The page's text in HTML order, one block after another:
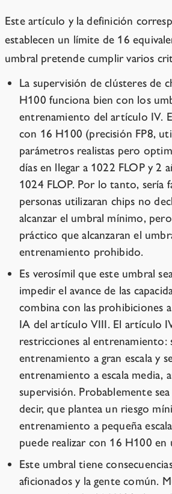
Este artículo y la definición
establecen un límite de 16
umbral pretende cumplir varios
La supervisión de clústeres de
H100 funciona bien con los
entrenamiento del artículo IV.
con 16 H100 (precisión FP8,
parámetros realistas pero
días en llegar a 1022 FLOP y 2
1024 FLOP. Por lo tanto, sería
personas utilizaran chips no
alcanzar el umbral mínimo,
práctico que alcanzaran el
entrenamiento prohibido.
Es verosímil que este umbral
impedir el avance de las
combina con las prohibiciones
IA del artículo VIII. El artículo
restricciones al entrenamiento:
entrenamiento a gran escala y
entrenamiento a escala media,
supervisión. Probablemente
decir, que plantea un riesgo
entrenamiento a pequeña
puede realizar con 16 H100 en
Este umbral tiene
aficionados y la gente común.